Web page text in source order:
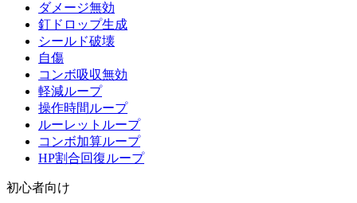
ダメージ無効
釘ドロップ生成
シールド破壊
自傷
コンボ吸収無効
軽減ループ
操作時間ループ
ルーレットループ
コンボ加算ループ
HP割合回復ループ
初心者向け